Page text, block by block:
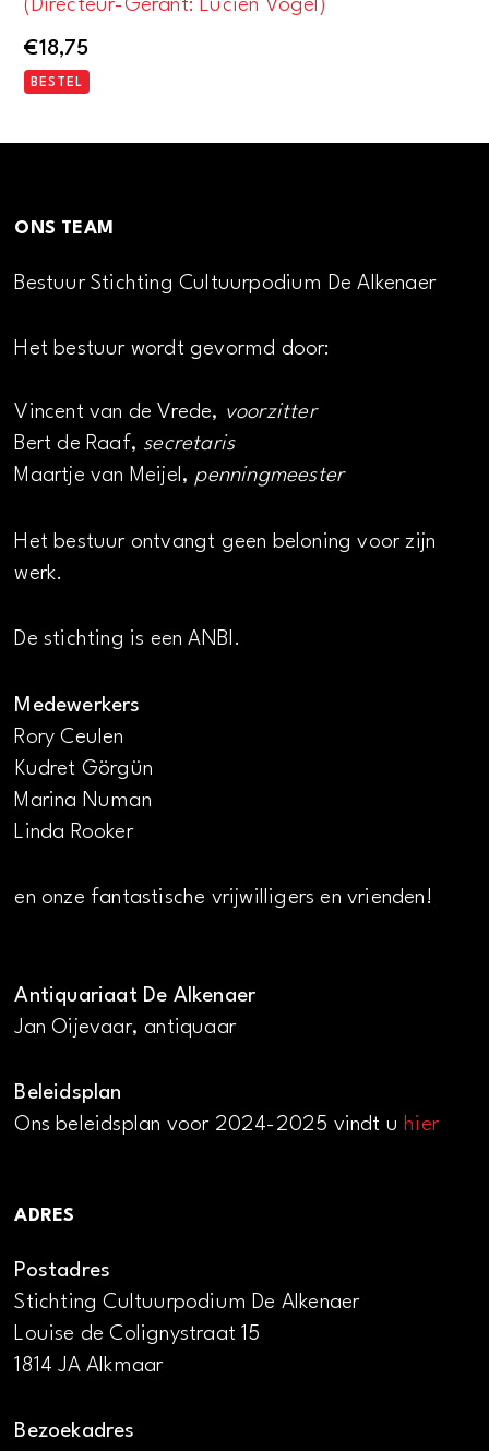
(Directeur-Gérant: Lucien Vogel)
€18,75
BESTEL
ONS TEAM
Bestuur Stichting Cultuurpodium De Alkenaer
Het bestuur wordt gevormd door:
Vincent van de Vrede, voorzitter
Bert de Raaf, secretaris
Maartje van Meijel, penningmeester
Het bestuur ontvangt geen beloning voor zijn
werk.
De stichting is een ANBI.
Medewerkers
Rory Ceulen
Kudret Görgün
Marina Numan
Linda Rooker
en onze fantastische vrijwilligers en vrienden!
Antiquariaat De Alkenaer
Jan Oijevaar, antiquaar
Beleidsplan
Ons beleidsplan voor 2024-2025 vindt uhier
ADRES
Postadres
Stichting Cultuurpodium De Alkenaer
Louise de Colignystraat 15
1814 JA Alkmaar
Bezoekadres